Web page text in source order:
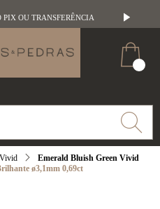
PIX OU TRANSFERÊNCIA
Emerald Bluish Green Vivid
ø3,1mm 0,69ct